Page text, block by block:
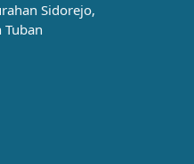
Sidorejo,
Tuban